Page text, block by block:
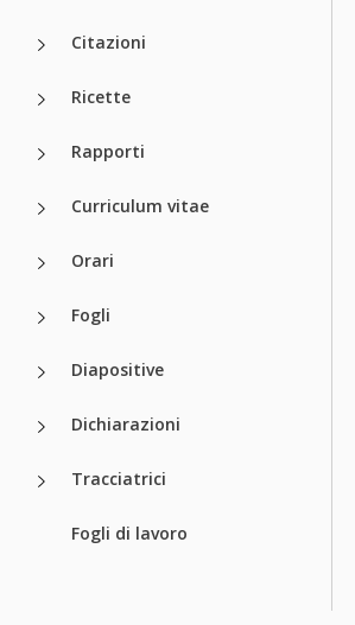
Citazioni
Ricette
Rapporti
Curriculum vitae
Orari
Fogli
Diapositive
Dichiarazioni
Tracciatrici
Fogli di lavoro